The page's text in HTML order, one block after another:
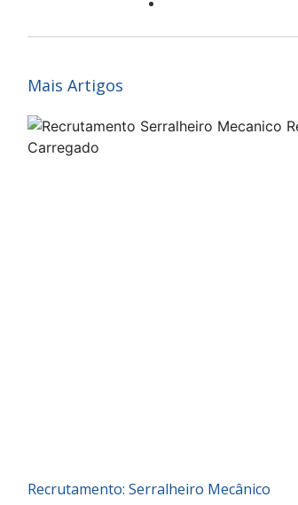
Mais Artigos
Recrutamento: Serralheiro Mecânico